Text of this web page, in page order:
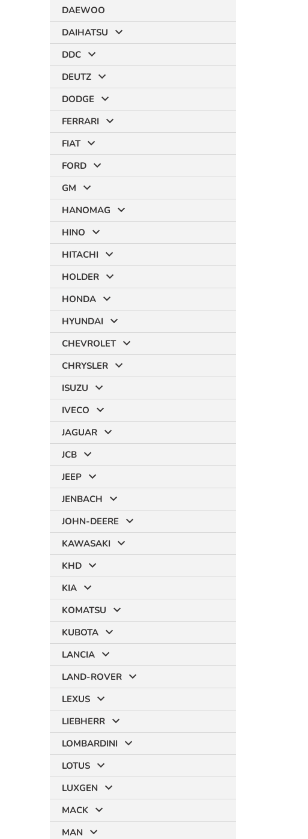
DAEWOO
DAIHATSU
DDC
DEUTZ
DODGE
FERRARI
FIAT
FORD
GM
HANOMAG
HINO
HITACHI
HOLDER
HONDA
HYUNDAI
CHEVROLET
CHRYSLER
ISUZU
IVECO
JAGUAR
JCB
JEEP
JENBACH
JOHN-DEERE
KAWASAKI
KHD
KIA
KOMATSU
KUBOTA
LANCIA
LAND-ROVER
LEXUS
LIEBHERR
LOMBARDINI
LOTUS
LUXGEN
MACK
MAN